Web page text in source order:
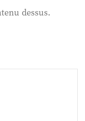
dessus.